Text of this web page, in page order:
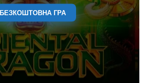
БЕЗКОШТОВНА ГРА